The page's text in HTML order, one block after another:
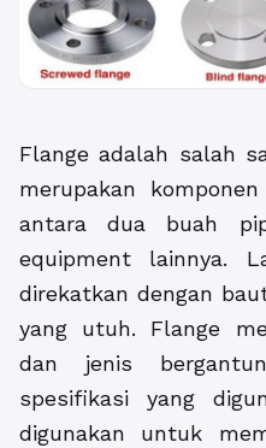
Flange adalah salah
merupakan
antara dua buah
equipment lainnya.
direkatkan dengan
yang utuh. Flange
dan jenis
spesifikasi yang
digunakan untuk